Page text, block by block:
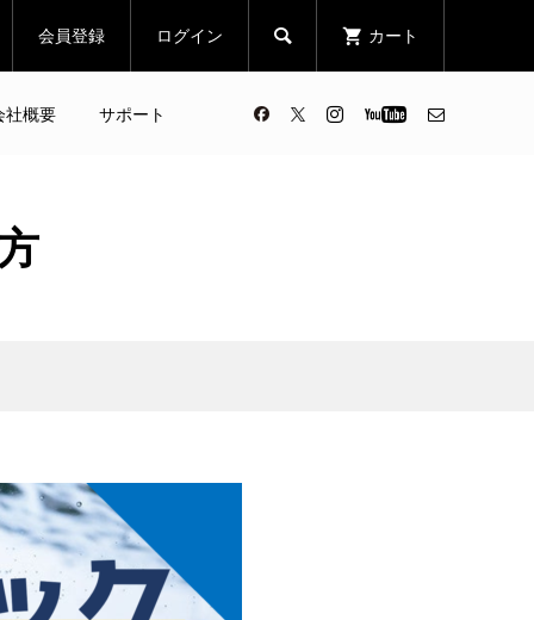
会員登録 ログイン  カート
社概要 サポート